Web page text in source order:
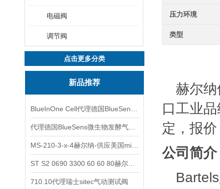
电磁阀
调节阀
点击更多分类
新品推荐
710.10代理瑞士sitec气动测试阀
压力环境
类型
赫尔
口工业
定，报
公司简介